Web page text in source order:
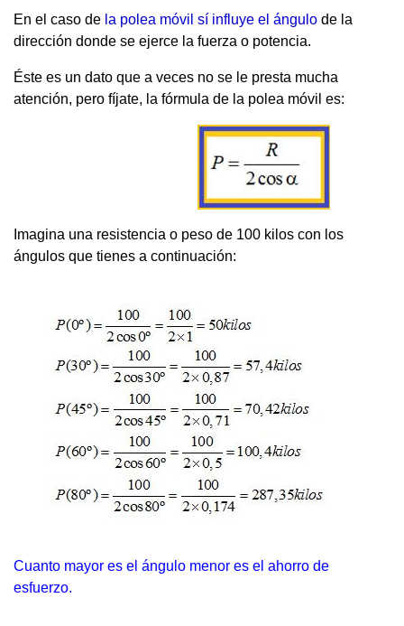
En el caso de la polea móvil sí influye el ángulo de la
dirección donde se ejerce la fuerza o potencia.
Éste es un dato que a veces no se le presta mucha
atención, pero fíjate, la fórmula de la polea móvil es:
Imagina una resistencia o peso de 100 kilos con los
ángulos que tienes a continuación:
Cuanto mayor es el ángulo menor es el ahorro de
esfuerzo.